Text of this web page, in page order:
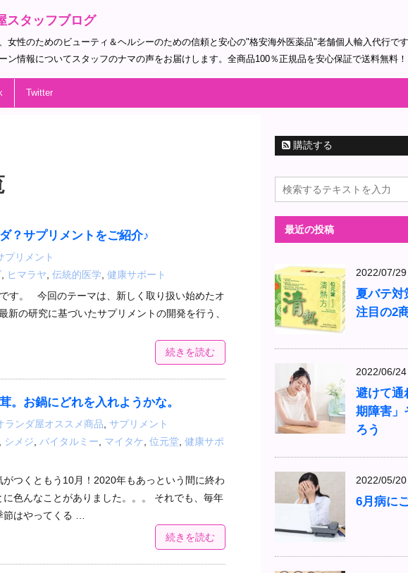
スタッフブログ
女性のためのビューティ＆ヘルシーのための信頼と安心の"格安海外医薬品"老舗個人輸入代行で
ン情報についてスタッフのナマの声をお届けします。全商品100％正規品を安心保証で送料無料！
Twitter
？サプリメントをご紹介♪
プリメント
ヒマラヤ 伝統的医学 健康サポート
す。 今回のテーマは、新しく取り扱い始めたオ
新の研究に基づいたサプリメントの開発を行う、
続きを読む
。お鍋にどれを入れようかな。
ランダ屋オススメ商品, サプリメント
, シメジ, バイタルミー, マイタケ, 位元堂, 健康サポ
つくともう10月！2020年もあっという間に終わ
色んなことがありました。。。 それでも、毎年
節はやってくる …
続きを読む
購読する
最近の投稿
2022/07/29
夏バテ対
注目の2
2022/06/24
避けて通
期障害」
ろう
2022/05/20
6月病に